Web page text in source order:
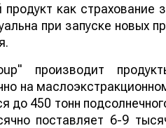
продукт как
при запуске новых
производит
на
до 450 тонн
поставляет 6-9